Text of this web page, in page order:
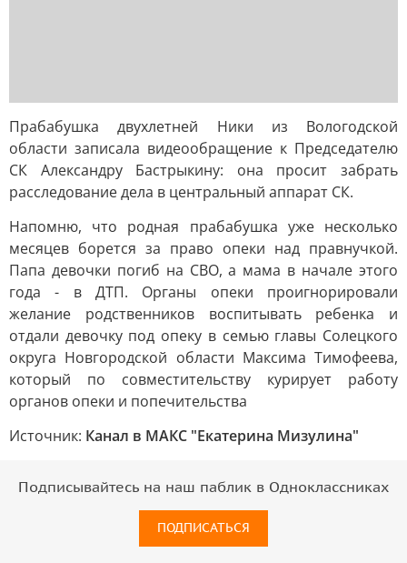
Прабабушка двухлетней Ники из Вологодской
области записала видеообращение к Председателю
СК Александру Бастрыкину: она просит забрать
расследование дела в центральный аппарат СК.
Напомню, что родная прабабушка уже несколько
месяцев борется за право опеки над правнучкой.
Папа девочки погиб на СВО, а мама в начале этого
года - в ДТП. Органы опеки проигнорировали
желание родственников воспитывать ребенка и
отдали девочку под опеку в семью главы Солецкого
округа Новгородской области Максима Тимофеева,
который по совместительству курирует работу
органов опеки и попечительства
Источник: Канал в МАКС "Екатерина Мизулина"
Подписывайтесь на наш паблик в Одноклассниках
ПОДПИСАТЬСЯ